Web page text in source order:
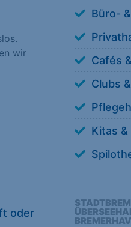
wir
oder
Büro-
Cafés
Clubs
Kitas &
von externen
Impressum